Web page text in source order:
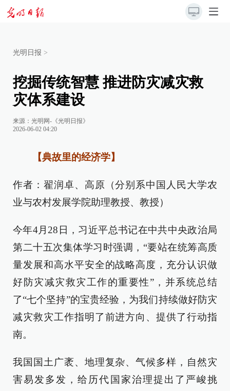
光明日报 >
挖掘传统智慧 推进防灾减灾救
灾体系建设
来源： 光明网-《光明日报》
2026-06-02 04:20
【典故里的经济学】
作者：翟润卓、高原（分别系中国人民大学农
业与农村发展学院助理教授、教授）
今年4月28日，习近平总书记在中共中央政治局
第二十五次集体学习时强调，“要站在统筹高质
量发展和高水平安全的战略高度，充分认识做
好防灾减灾救灾工作的重要性”，并系统总结
了“七个坚持”的宝贵经验，为我们持续做好防灾
减灾救灾工作指明了前进方向、提供了行动指
南。
我国国土广袤、地理复杂、气候多样，自然灾
害易发多发，给历代国家治理提出了严峻挑